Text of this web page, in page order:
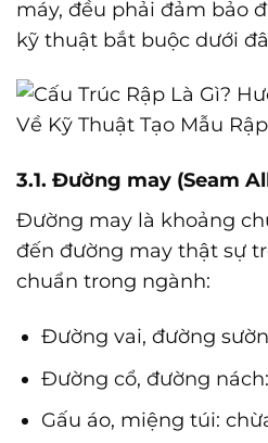
máy, đều phải đảm bảo
kỹ thuật bắt buộc dưới
3.1. Đường may (Seam
Đường may là khoảng
đến đường may thật sự
chuẩn trong ngành:
Đường vai, đường
Đường cổ, đường
Gấu áo, miệng túi: